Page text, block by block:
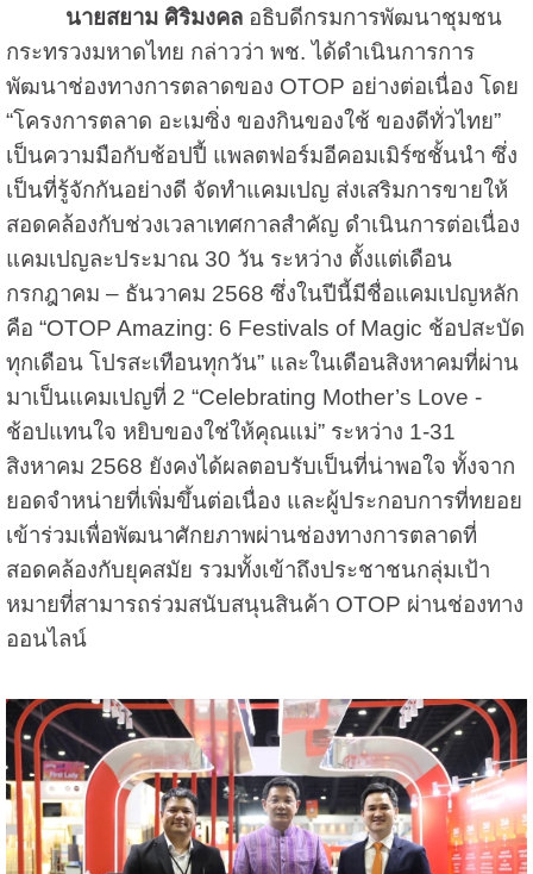
นายสยาม ศิริมงคลอธิบดีกรมการพัฒนาชุมชน
กระทรวงมหาดไทย กล่าวว่า พช. ได้ดำเนินการการ
พัฒนาช่องทางการตลาดของ OTOP อย่างต่อเนื่อง โดย
“โครงการตลาด อะเมซิ่ง ของกินของใช้ ของดีทั่วไทย”
เป็นความมือกับช้อปปี้ แพลตฟอร์มอีคอมเมิร์ซชั้นนำ ซึ่ง
เป็นที่รู้จักกันอย่างดี จัดทำแคมเปญ ส่งเสริมการขายให้
สอดคล้องกับช่วงเวลาเทศกาลสำคัญ ดำเนินการต่อเนื่อง
แคมเปญละประมาณ 30 วัน ระหว่าง ตั้งแต่เดือน
กรกฎาคม – ธันวาคม 2568 ซึ่งในปีนี้มีชื่อแคมเปญหลัก
คือ “OTOP Amazing: 6 Festivals of Magic ช้อปสะบัด
ทุกเดือน โปรสะเทือนทุกวัน” และในเดือนสิงหาคมที่ผ่าน
มาเป็นแคมเปญที่ 2 “Celebrating Mother’s Love -
ช้อปแทนใจ หยิบของใช่ให้คุณแม่” ระหว่าง 1-31
สิงหาคม 2568 ยังคงได้ผลตอบรับเป็นที่น่าพอใจ ทั้งจาก
ยอดจำหน่ายที่เพิ่มขึ้นต่อเนื่อง และผู้ประกอบการที่ทยอย
เข้าร่วมเพื่อพัฒนาศักยภาพผ่านช่องทางการตลาดที่
สอดคล้องกับยุคสมัย รวมทั้งเข้าถึงประชาชนกลุ่มเป้า
หมายที่สามารถร่วมสนับสนุนสินค้า OTOP ผ่านช่องทาง
ออนไลน์